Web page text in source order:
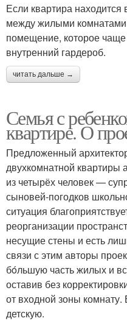
Если квартира
между жилыми
помещение, которое чаще
внутренний гардероб.
читать дальше →
Семья с
квартире. О
Предложенный
двухкомнатной квартиры
из четырёх человек —
сыновей-погодков
ситуация
реорганизации
несущие стены и есть
связи с этим авторы
бόльшую часть жилых и
оставив без
от входной зоны комнату.
детскую.